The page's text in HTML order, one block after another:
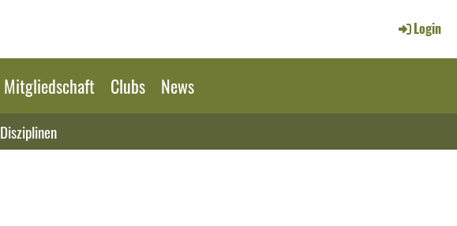
Login
Mitgliedschaft Clubs News
Disziplinen